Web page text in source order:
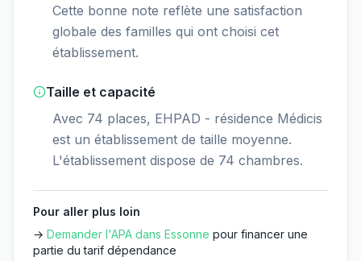
Cette bonne note reflète une satisfaction
globale des familles qui ont choisi cet
établissement.
Taille et capacité
Avec 74 places, EHPAD - résidence Médicis
est un établissement de taille moyenne.
L'établissement dispose de 74 chambres.
Pour aller plus loin
→ Demander l'APA dans Essonne pour financer une
partie du tarif dépendance